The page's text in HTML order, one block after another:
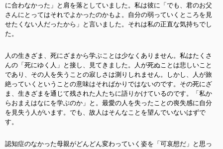
に合わなかった」と肩を落としていました。私は彼に「でも、君のお父
さんにとってはそれでよかったのかもよ。自分の弱っていくところを見
せたくない人だったから」と言いました。それは私の正直な気持ちでし
た。
人の生きざま、死にざまから学ぶことは少なくありません。私はたくさ
んの「死にゆく人」と接し、見てきました。人が死ぬことは悲しいこと
であり、その人を失うことの寂しさは測りしれません。しかし、人が旅
絶っていくということの意味はそればかりではないのです。その死にざ
ま、生きざまを通じて残された人たちに語りかけているのです。「私か
らおまえはなにを学ぶのか」と。最愛の人を失ったことの喪失感に自分
を見失う人がいます。でも、故人はそんなことを望んでいないはずで
す。
認知症のなかった母親がどんどん変わっていく姿を「可哀想だ」と思っ